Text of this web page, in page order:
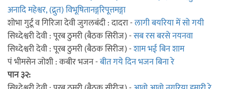
अनादि महेश्वर, (द्रुत) विभूषितानङ्गरिपूत्तमङ्गा
शोभा गुर्टू व गिरिजा देवी जुगलबंदी : दादरा -लागी बयरिया में सो गयी
सिध्देश्वरी देवी : पूरब ठुमरी (बैठक सिरीज) -सब रस बरसे नयनवा
सिध्देश्वरी देवी : पूरब ठुमरी (बैठक सिरीज) -शाम भई बिन शाम
पं भीमसेन जोशी : कबीर भजन -बीत गये दिन भजन बिना रे
पान ३२: